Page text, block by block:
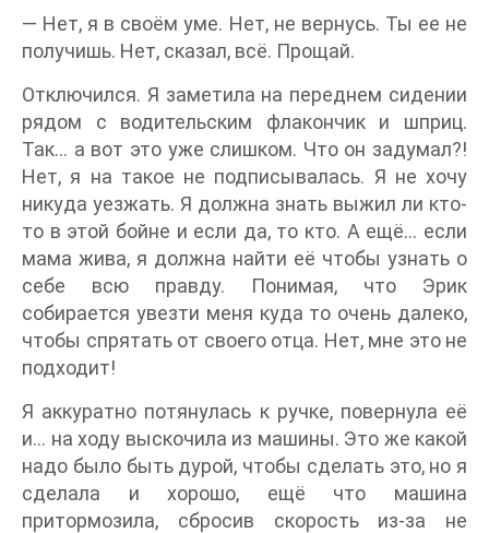
— Нет, я в своём уме. Нет, не вернусь. Ты ее не
получишь. Нет, сказал, всё. Прощай.
Отключился. Я заметила на переднем сидении
рядом с водительским флакончик и шприц.
Так… а вот это уже слишком. Что он задумал?!
Нет, я на такое не подписывалась. Я не хочу
никуда уезжать. Я должна знать выжил ли кто-
то в этой бойне и если да, то кто. А ещё… если
мама жива, я должна найти её чтобы узнать о
себе всю правду. Понимая, что Эрик
собирается увезти меня куда то очень далеко,
чтобы спрятать от своего отца. Нет, мне это не
подходит!
Я аккуратно потянулась к ручке, повернула её
и… на ходу выскочила из машины. Это же какой
надо было быть дурой, чтобы сделать это, но я
сделала и хорошо, ещё что машина
притормозила, сбросив скорость из-за не